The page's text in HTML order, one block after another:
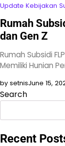
Update Kebijakan
Rumah
dan Gen Z
Rumah Subsidi
Memiliki Hunian
by setnisJune 15,
Search
Recent